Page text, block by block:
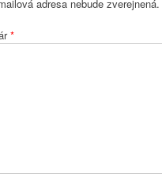
adresa nebude zverejnená.
*